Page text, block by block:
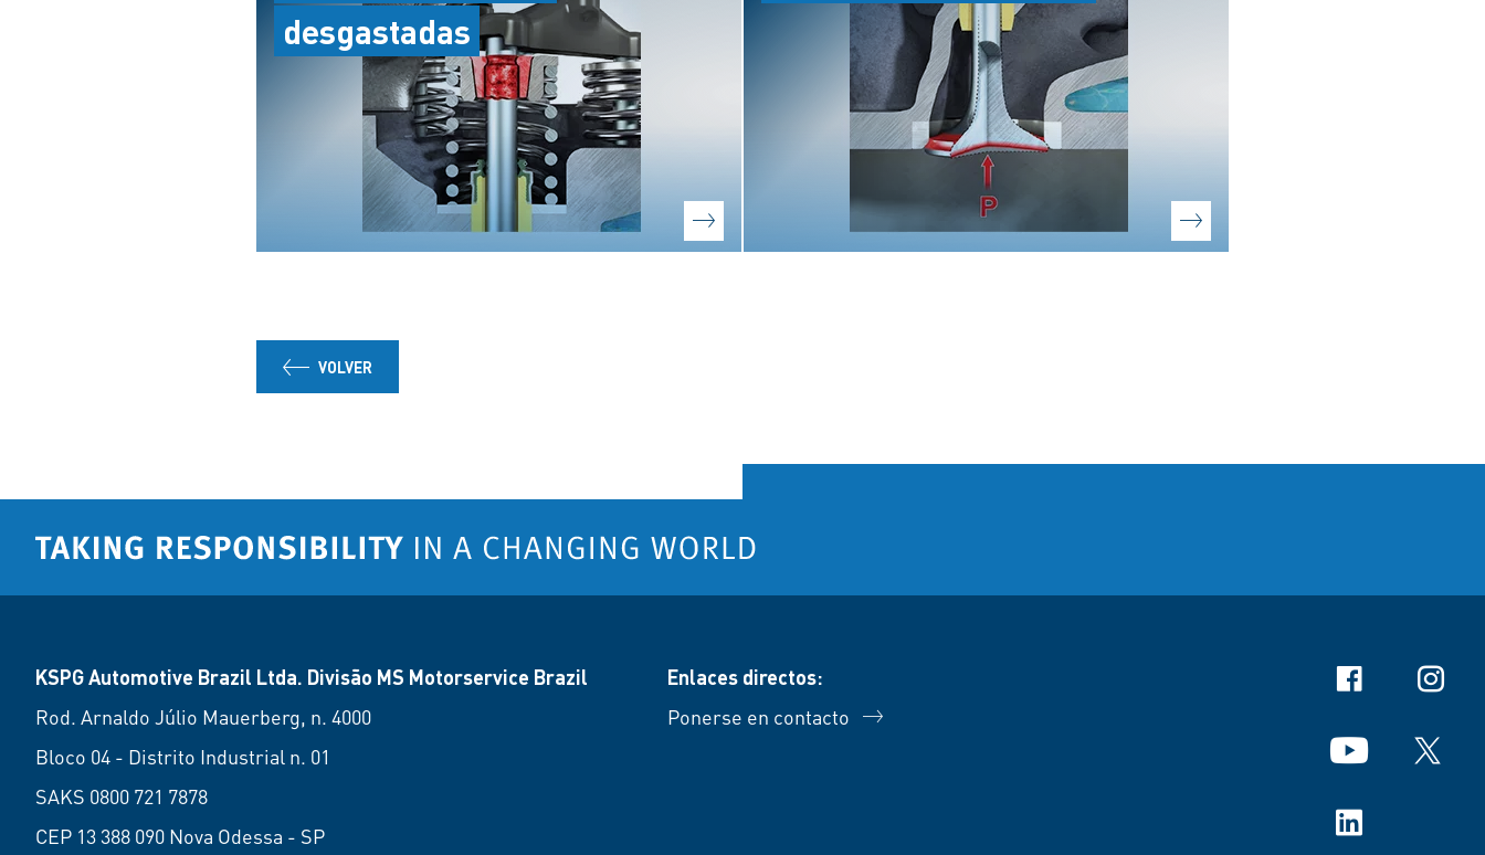
desgastadas
VOLVER
KSPG Automotive Brazil Ltda. Divisão MS Motorservice Brazil
Rod. Arnaldo Júlio Mauerberg, n. 4000
Bloco 04 - Distrito Industrial n. 01
SAKS 0800 721 7878
CEP 13 388 090 Nova Odessa - SP
Enlaces directos:
Ponerse en contacto
Facebook
YouTube X
Linkedin